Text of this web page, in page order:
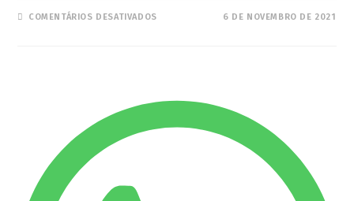
COMENTÁRIOS DESATIVADOSEM
ENDOMETRIOSE
6 DE NOVEMBRO DE 2021